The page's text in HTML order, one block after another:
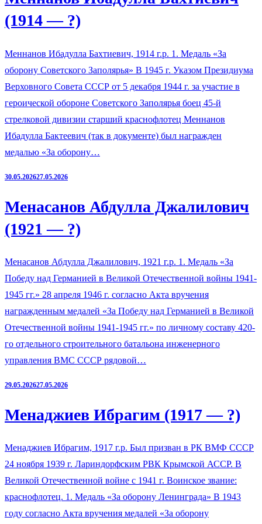
(1914 — ?)
Меннанов Ибадулла Бахтиевич, 1914 г.р. 1. Медаль «За
оборону Советского Заполярья» В 1945 г. Указом Президиума
Верховного Совета СССР от 5 декабря 1944 г. за участие в
героической обороне Советского Заполярья боец 45-й
стрелковой дивизии старший краснофлотец Меннанов
Ибадулла Бактеевич (так в документе) был награжден
медалью «За оборону…
30.05.202627.05.2026
Менасанов Абдулла Джалилович
(1921 — ?)
Менасанов Абдулла Джалилович, 1921 г.р. 1. Медаль «За
Победу над Германией в Великой Отечественной войны 1941-
1945 гг.» 28 апреля 1946 г. согласно Акта вручения
награжденным медалей «За Победу над Германией в Великой
Отечественной войны 1941-1945 гг.» по личному составу 420-
го отдельного строительного батальона инженерного
управления ВМС СССР рядовой…
29.05.202627.05.2026
Менаджиев Ибрагим (1917 — ?)
Менаджиев Ибрагим, 1917 г.р. Был призван в РК ВМФ СССР
24 ноября 1939 г. Лариндорфским РВК Крымской АССР. В
Великой Отечественной войне с 1941 г. Воинское звание:
краснофлотец. 1. Медаль «За оборону Ленинграда» В 1943
году согласно Акта вручения медалей «За оборону